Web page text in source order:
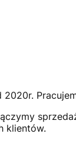
klientów.